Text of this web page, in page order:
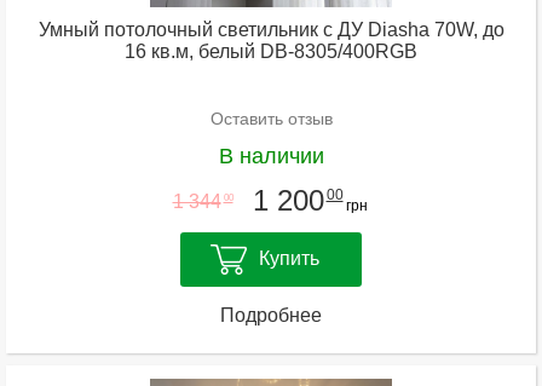
Умный потолочный светильник с ДУ Diasha 70W, до
16 кв.м, белый DB-8305/400RGB
Оставить отзыв
В наличии
1 344 00 1 20000
грн
Купить
Подробнее